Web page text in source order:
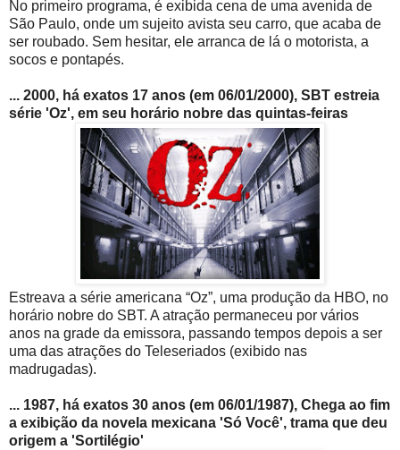
No primeiro programa, é exibida cena de uma avenida de
São Paulo, onde um sujeito avista seu carro, que acaba de
ser roubado. Sem hesitar, ele arranca de lá o motorista, a
socos e pontapés.
... 2000, há exatos 17 anos (em 06/01/2000), SBT estreia
série 'Oz', em seu horário nobre das quintas-feiras
Estreava a série americana “Oz”, uma produção da HBO, no
horário nobre do SBT. A atração permaneceu por vários
anos na grade da emissora, passando tempos depois a ser
uma das atrações do Teleseriados (exibido nas
madrugadas).
... 1987, há exatos 30 anos (em 06/01/1987), Chega ao fim
a exibição da novela mexicana 'Só Você', trama que deu
origem a 'Sortilégio'